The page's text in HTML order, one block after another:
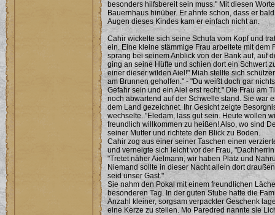
besonders hilfsbereit sein muss." Mit diesen
Bauernhaus hinüber. Er ahnte schon, dass er
Augen dieses Kindes kam er einfach nicht an.
Cahir wickelte sich seine Schufa vom Kopf und
ein. Eine kleine stämmige Frau arbeitete mit
sprang bei seinem Anblick von der Bank auf, auf
ging an seine Hüfte und schien dort ein Schwert
einer dieser wilden Aiel!" Miah stellte sich
am Brunnen geholfen." - "Du weißt doch gar
Gefahr sein und ein Aiel erst recht." Die Frau am
noch abwartend auf der Schwelle stand. Sie war
dem Land gezeichnet. Ihr Gesicht zeigte
wechselte. "Eledam, lass gut sein. Heute wollen
freundlich willkommen zu heißen! Also, wo sind
seiner Mutter und richtete den Blick zu Boden.
Cahir zog aus einer seiner Taschen einen
und verneigte sich leicht vor der Frau,
"Tretet näher Aielmann, wir haben Platz und
Niemand sollte in dieser Nacht allein dort
seid unser Gast."
Sie nahm den Pokal mit einem freundlichen
besonderen Tag. In der guten Stube hatte die
Anzahl kleiner, sorgsam verpackter Geschenk
eine Kerze zu stellen. Mo Paredred nannte sie